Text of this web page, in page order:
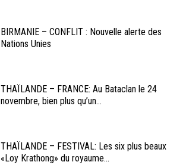
BIRMANIE – CONFLIT : Nouvelle alerte des
Nations Unies
THAÏLANDE – FRANCE: Au Bataclan le 24
novembre, bien plus qu’un...
THAÏLANDE – FESTIVAL: Les six plus beaux
«Loy Krathong» du royaume...